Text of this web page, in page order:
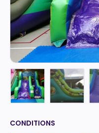
CONDITIONS